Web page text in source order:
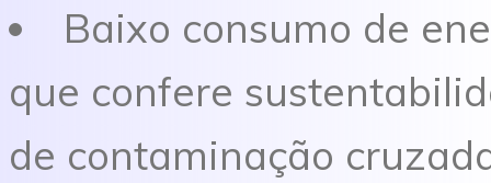
Baixo consumo de
que confere
de contaminação